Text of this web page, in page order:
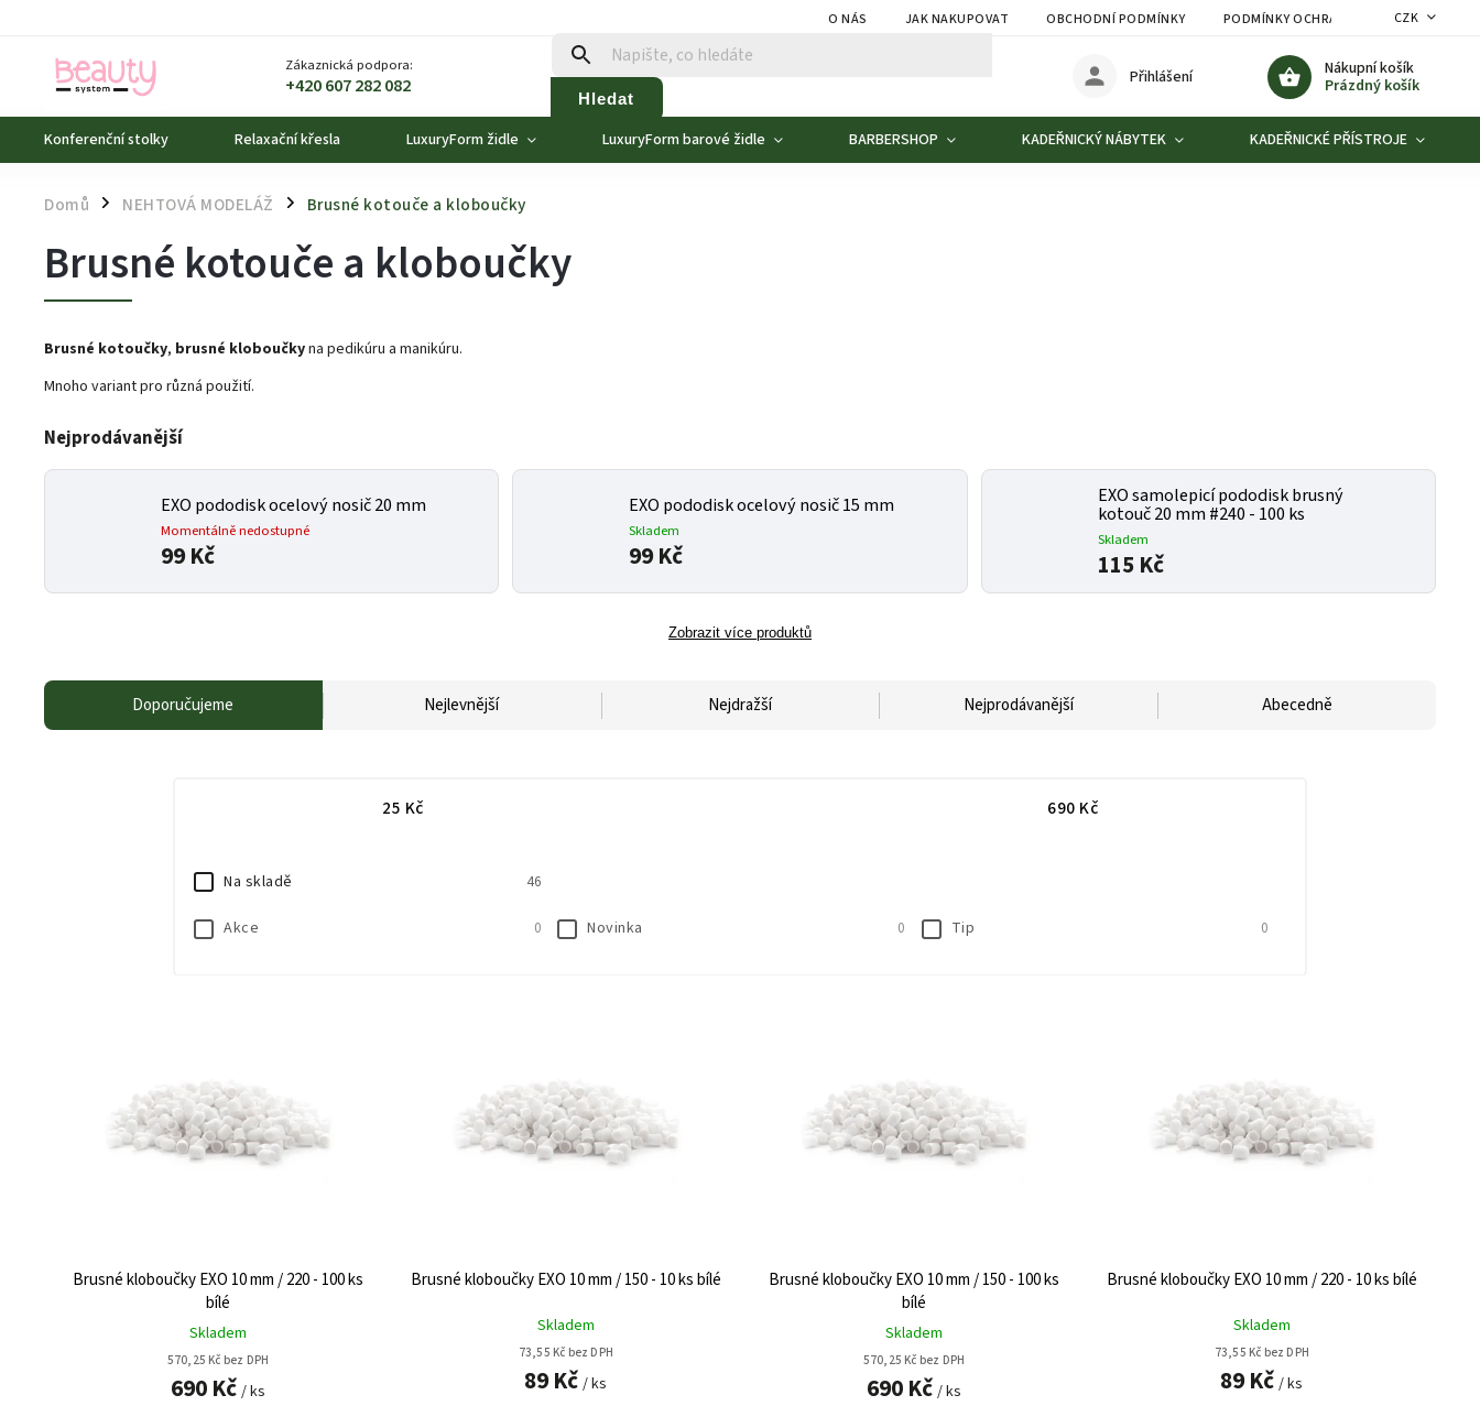
O NÁS JAK NAKUPOVAT OBCHODNÍ PODMÍNKY PODMÍNKY OCHRANY OSOBNÍCH ÚDAJŮ
CZK
Zákaznická podpora:
+420 607 282 082 Hledat
Nákupní košík
Prázdný košík
Přihlášení
Konferenční stolky Relaxační křesla LuxuryForm židle LuxuryForm barové židle BARBERSHOP KADEŘNICKÝ NÁBYTEK KADEŘNICKÉ PŘÍSTROJE
Domů / NEHTOVÁ MODELÁŽ / Brusné kotouče a kloboučky
Brusné kotouče a kloboučky
Brusné kotoučky, brusné kloboučkyna pedikúru a manikúru.
Mnoho variant pro různá použití.
Nejprodávanější
EXO pododisk ocelový nosič 20 mm
Momentálně nedostupné
99 Kč
EXO pododisk ocelový nosič 15 mm
Skladem
99 Kč
EXO samolepicí pododisk brusný
kotouč 20 mm #240 - 100 ks
Skladem
115 Kč
Zobrazit více produktů
Doporučujeme Nejlevnější Nejdražší Nejprodávanější Abecedně
25 Kč 690 Kč
Na skladě 46
Akce 0 Novinka 0 Tip 0
Brusné kloboučky EXO 10 mm / 220 - 100 ks
bílé
Skladem
570,25 Kč bez DPH
690 Kč / ks
Brusné kloboučky EXO 10 mm / 150 - 10 ks bílé
Skladem
73,55 Kč bez DPH
89 Kč/ ks
Brusné kloboučky EXO 10 mm / 150 - 100 ks
bílé
Skladem
570,25 Kč bez DPH
690 Kč / ks
Brusné kloboučky EXO 10 mm / 220 - 10 ks bílé
Skladem
73,55 Kč bez DPH
89 Kč/ ks